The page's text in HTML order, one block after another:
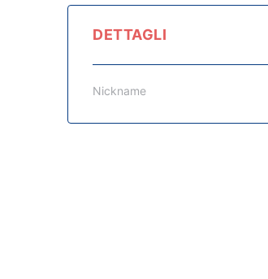
DETTAGLI
Nickname